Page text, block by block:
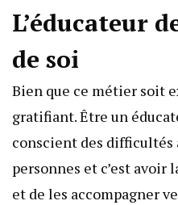
L’éducateur
de soi
Bien que ce métier soit
gratifiant. Être un
conscient des difficultés
personnes et c’est
et de les accompagner